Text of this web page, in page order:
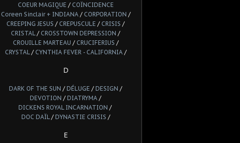
COEUR MAGIQUE / COÏNCIDENCE
Coreen Sinclair + INDIANA/ CORPORATION /
CREEPING JESUS / CREPUSCULE / CRISIS /
CRISTAL/ CROSSTOWN DEPRESSION /
CROUILLE MARTEAU / CRUCIFERIUS /
CRYSTAL/ CYNTHIA FEVER - CALIFORNIA/
D
DARK OF THE SUN / DÉLUGE / DESIGN /
DEVOTION / DIATRYMA /
DICKENS ROYAL INCARNATION /
DOC DAÏL/ DYNASTIE CRISIS /
E